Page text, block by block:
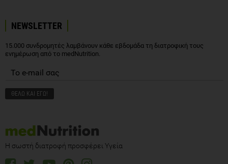
NEWSLETTER
15.000 συνδρομητές λαμβάνουν κάθε εβδομάδα τη διατροφική τους
ενημέρωση από το medNutrition.
Η σωστή διατροφή προσφέρει Υγεία